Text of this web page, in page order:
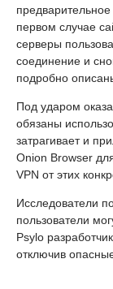
первом случае
серверы
соединение и
подробно
Под ударом
обязаны
затрагивает и
Onion Browser
VPN от этих
Исследователи
пользователи
Psylo
отключив